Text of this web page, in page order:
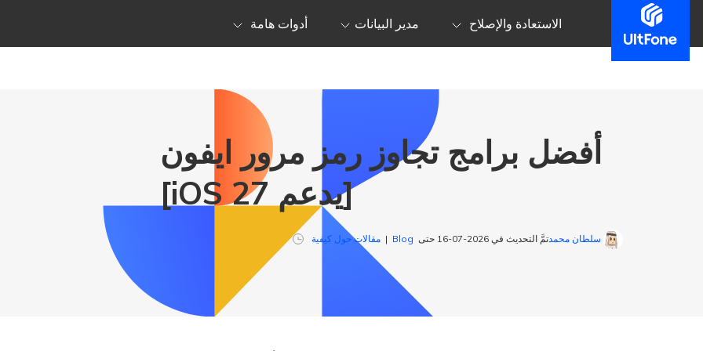
الاستعادة والإصلاح مدير البيانات أدوات هامة
أفضل برامج تجاوز رمز مرور ايفون
[يدعم iOS 27]
سلطان محمدتمَّ التحديث في 2026-07-16 حتى Blog
| مقالات حول كيفية